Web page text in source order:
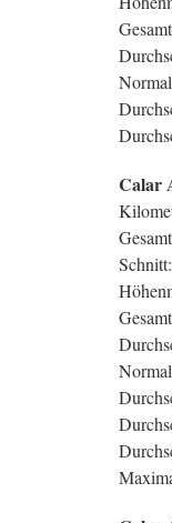
Calar